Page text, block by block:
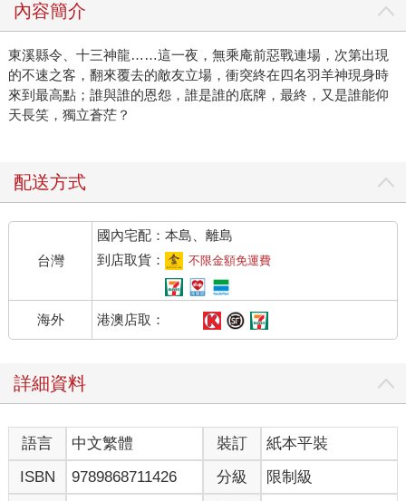
內容簡介
東溪縣令、十三神龍……這一夜，無乘庵前惡戰連場，次第出現
的不速之客，翻來覆去的敵友立場，衝突終在四名羽羊神現身時
來到最高點；誰與誰的恩怨，誰是誰的底牌，最終，又是誰能仰
天長笑，獨立蒼茫？
配送方式
台灣
國內宅配：本島、離島
到店取貨：
不限金額免運費
海外 港澳店取：
詳細資料
語言 中文繁體 裝訂
紙本平裝
ISBN
9789868711426 分級 限制級